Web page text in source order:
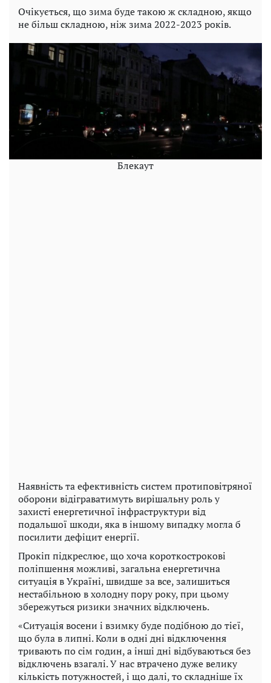
Очікується, що зима буде такою ж складною, якщо
не більш складною, ніж зима 2022-2023 років.
Блекаут
Наявність та ефективність систем протиповітряної
оборони відіграватимуть вирішальну роль у
захисті енергетичної інфраструктури від
подальшої шкоди, яка в іншому випадку могла б
посилити дефіцит енергії.
Прокіп підкреслює, що хоча короткострокові
поліпшення можливі, загальна енергетична
ситуація в Україні, швидше за все, залишиться
нестабільною в холодну пору року, при цьому
збережуться ризики значних відключень.
«Ситуація восени і взимку буде подібною до тієї,
що була в липні. Коли в одні дні відключення
тривають по сім годин, а інші дні відбуваються без
відключень взагалі. У нас втрачено дуже велику
кількість потужностей, і що далі, то складніше їх